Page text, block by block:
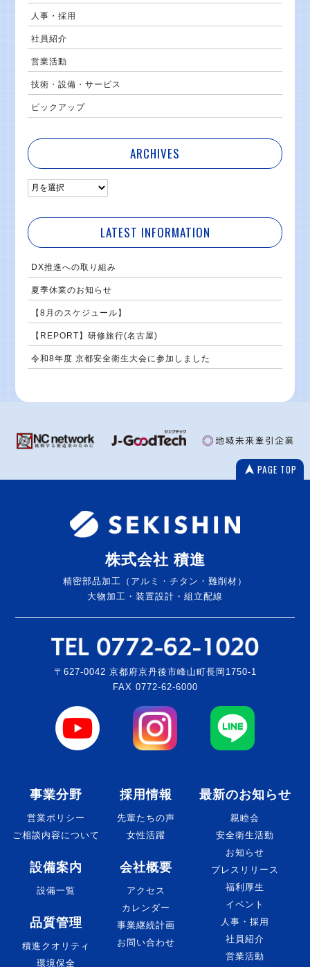
人事・採用
社員紹介
営業活動
技術・設備・サービス
ピックアップ
ARCHIVES
LATEST INFORMATION
DX推進への取り組み
夏季休業のお知らせ
【8月のスケジュール】
【REPORT】研修旅行(名古屋)
令和8年度 京都安全衛生大会に参加しました
PAGE TOP
株式会社 積進
精密部品加工（アルミ・チタン・難削材）
大物加工・装置設計・組立配線
〒627-0042 京都府京丹後市峰山町長岡1750-1
FAX 0772-62-6000
事業分野
営業ポリシー
ご相談内容について
設備案内
設備一覧
品質管理
積進クオリティ
環境保全
採用情報
先輩たちの声
女性活躍
会社概要
アクセス
カレンダー
事業継続計画
お問い合わせ
最新のお知らせ
親睦会
安全衛生活動
お知らせ
プレスリリース
福利厚生
イベント
人事・採用
社員紹介
営業活動